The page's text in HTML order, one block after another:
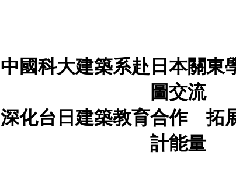
中國科大建築系赴日本關東
圖交流
深化台日建築教育合作 拓
計能量